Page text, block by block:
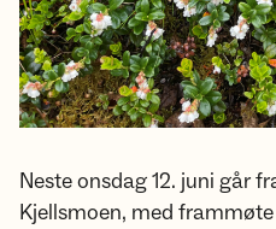
Neste onsdag 12. juni går
Kjellsmoen, med